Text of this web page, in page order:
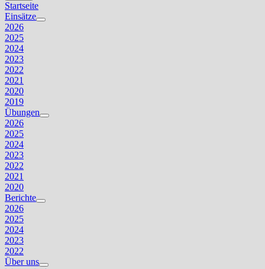
Startseite
Einsätze
Untermenü
2026
2025
2024
2023
2022
2021
2020
2019
Übungen
Untermenü
2026
2025
2024
2023
2022
2021
2020
Berichte
Untermenü
2026
2025
2024
2023
2022
Über uns